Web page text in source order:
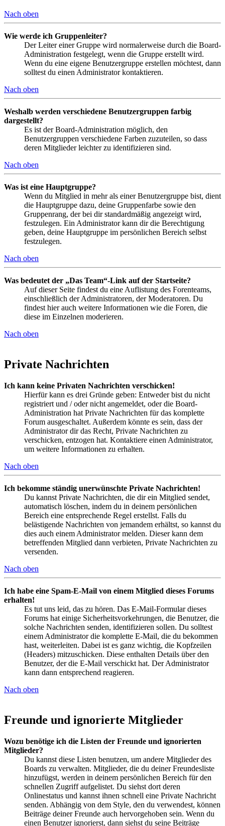
Nach oben
Wie werde ich Gruppenleiter?
Der Leiter einer Gruppe wird normalerweise durch die Board-
Administration festgelegt, wenn die Gruppe erstellt wird.
Wenn du eine eigene Benutzergruppe erstellen möchtest, dann
solltest du einen Administrator kontaktieren.
Nach oben
Weshalb werden verschiedene Benutzergruppen farbig
dargestellt?
Es ist der Board-Administration möglich, den
Benutzergruppen verschiedene Farben zuzuteilen, so dass
deren Mitglieder leichter zu identifizieren sind.
Nach oben
Was ist eine Hauptgruppe?
Wenn du Mitglied in mehr als einer Benutzergruppe bist, dient
die Hauptgruppe dazu, deine Gruppenfarbe sowie den
Gruppenrang, der bei dir standardmäßig angezeigt wird,
festzulegen. Ein Administrator kann dir die Berechtigung
geben, deine Hauptgruppe im persönlichen Bereich selbst
festzulegen.
Nach oben
Was bedeutet der „Das Team“-Link auf der Startseite?
Auf dieser Seite findest du eine Auflistung des Forenteams,
einschließlich der Administratoren, der Moderatoren. Du
findest hier auch weitere Informationen wie die Foren, die
diese im Einzelnen moderieren.
Nach oben
Private Nachrichten
Ich kann keine Privaten Nachrichten verschicken!
Hierfür kann es drei Gründe geben: Entweder bist du nicht
registriert und / oder nicht angemeldet, oder die Board-
Administration hat Private Nachrichten für das komplette
Forum ausgeschaltet. Außerdem könnte es sein, dass der
Administrator dir das Recht, Private Nachrichten zu
verschicken, entzogen hat. Kontaktiere einen Administrator,
um weitere Informationen zu erhalten.
Nach oben
Ich bekomme ständig unerwünschte Private Nachrichten!
Du kannst Private Nachrichten, die dir ein Mitglied sendet,
automatisch löschen, indem du in deinem persönlichen
Bereich eine entsprechende Regel erstellst. Falls du
belästigende Nachrichten von jemandem erhältst, so kannst du
dies auch einem Administrator melden. Dieser kann dem
betreffenden Mitglied dann verbieten, Private Nachrichten zu
versenden.
Nach oben
Ich habe eine Spam-E-Mail von einem Mitglied dieses Forums
erhalten!
Es tut uns leid, das zu hören. Das E-Mail-Formular dieses
Forums hat einige Sicherheitsvorkehrungen, die Benutzer, die
solche Nachrichten senden, identifizieren sollen. Du solltest
einem Administrator die komplette E-Mail, die du bekommen
hast, weiterleiten. Dabei ist es ganz wichtig, die Kopfzeilen
(Headers) mitzuschicken. Diese enthalten Details über den
Benutzer, der die E-Mail verschickt hat. Der Administrator
kann dann entsprechend reagieren.
Nach oben
Freunde und ignorierte Mitglieder
Wozu benötige ich die Listen der Freunde und ignorierten
Mitglieder?
Du kannst diese Listen benutzen, um andere Mitglieder des
Boards zu verwalten. Mitglieder, die du deiner Freundesliste
hinzufügst, werden in deinem persönlichen Bereich für den
schnellen Zugriff aufgelistet. Du siehst dort deren
Onlinestatus und kannst ihnen schnell eine Private Nachricht
senden. Abhängig von dem Style, den du verwendest, können
Beiträge deiner Freunde auch hervorgehoben sein. Wenn du
einen Benutzer ignorierst, dann siehst du seine Beiträge